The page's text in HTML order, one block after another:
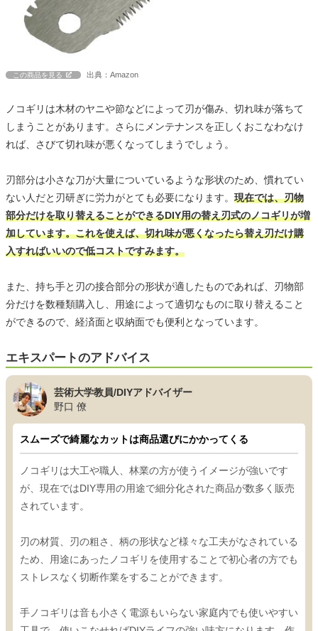
この商品を見る 出典：Amazon
ノコギリは木材のヤニや節などによって刃が傷み、切れ味が落ちて
しまうことがあります。さらにメンテナンスを正しくおこなわなけ
れば、さびて切れ味が悪くなってしまうでしょう。
刃部分は小さな刀が大量についているような形状のため、慣れてい
ない人だと刃研ぎに労力がとても必要になります。 現在では、刃物
部分だけを取り替えることができるDIY用の替え刃式のノコギリが増
加しています。これを使えば、切れ味が悪くなったら替え刃だけ購
入すればいいので低コストですみます。
また、持ち手と刃の接合部分の形状が適したものであれば、刃物部
分だけを数種類購入し、用途によって適切なものに取り替えること
ができるので、経済面と収納面でも便利となっています。
エキスパートのアドバイス
芸術大学教員/DIYアドバイザー
野口 僚
スムーズで綺麗なカットは商品選びにかかってくる
ノコギリは大工や職人、林業の方が使うイメージが強いです
が、現在ではDIY専用の用途で細分化された商品が数多く販売
されています。
刃の材質、刃の粗さ、柄の形状など様々な工夫がなされている
ため、用途にあったノコギリを使用することで初心者の方でも
ストレスなく切断作業をすることができます。
手ノコギリは音も小さく電源もいらない家庭内でも使いやすい